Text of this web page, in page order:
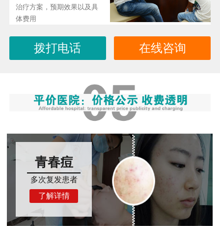
治疗方案，预期效果以及具
体费用
拨打电话 在线咨询
青春痘
多次复发患者
了解详情